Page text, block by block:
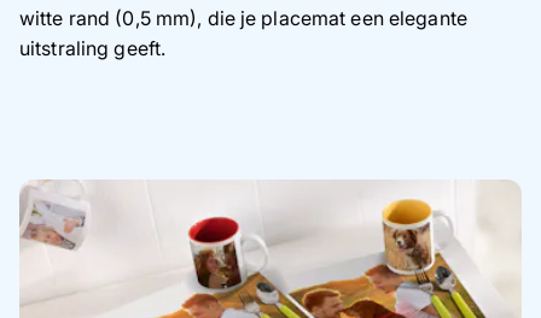
witte rand (0,5 mm), die je placemat een elegante
uitstraling geeft.